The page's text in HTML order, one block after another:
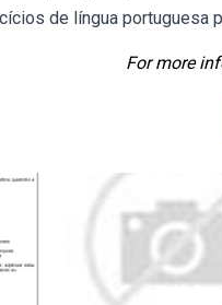
de língua portuguesa
For more